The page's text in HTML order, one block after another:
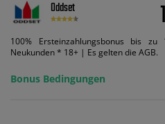
Oddset
100% Ersteinzahlungsbonus bis
Neukunden * 18+ | Es gelten die AGB.
Bonus Bedingungen